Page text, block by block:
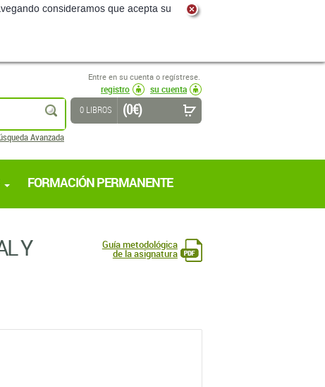
consideramos que acepta su
Entre en su cuenta o regístrese.
registro
su cuenta
buscar
Avanzada
0 LIBROS (0 €)
FORMACIÓN PERMANENTE
Y Guía metodológica
de la asignatura